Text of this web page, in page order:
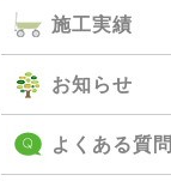
施⼯実績
お知らせ
よくある質問